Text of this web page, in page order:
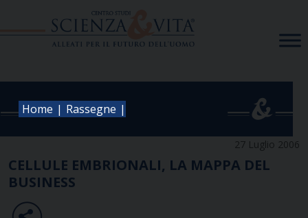
Home | Rassegne |
27 Luglio 2006
CELLULE EMBRIONALI, LA MAPPA DEL
BUSINESS